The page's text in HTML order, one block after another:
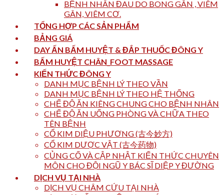
BỆNH NHÂN ĐAU DO BONG GÂN , VIÊM
GÂN, VIÊM CƠ.
TỔNG HỢP CÁC SẢN PHẨM
BẢNG GIÁ
DAY ẤN BẤM HUYỆT & ĐẮP THUỐC ĐÔNG Y
BẤM HUYỆT CHÂN_FOOT MASSAGE
KIẾN THỨC ĐÔNG Y
DANH MỤC BỆNH LÝ THEO VẦN
DANH MỤC BỆNH LÝ THEO HỆ THỐNG
CHẾ ĐỘ ĂN KIÊNG CHUNG CHO BỆNH NHÂN
CHẾ ĐỘ ĂN UỐNG PHÒNG VÀ CHỮA THEO
TÊN BỆNH
CỔ KIM DIỆU PHƯƠNG (古今妙方)
CỔ KIM DƯỢC VẬT (古今药物)
CỦNG CỐ VÀ CẬP NHẬT KIẾN THỨC CHUYÊN
MÔN CHO ĐỘI NGŨ Y BÁC SĨ DIỆP Y ĐƯỜNG
DỊCH VỤ TẠI NHÀ
DỊCH VỤ CHÂM CỨU TẠI NHÀ